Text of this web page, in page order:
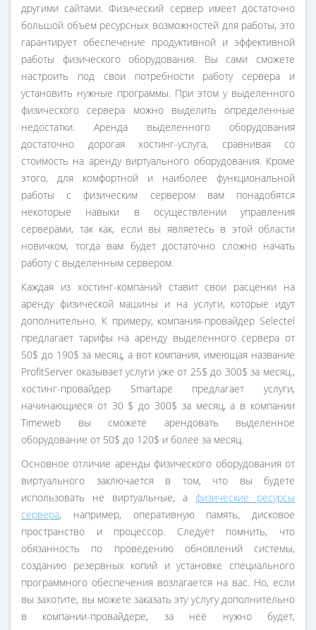
другими сайтами. Физический сервер имеет достаточно
большой объем ресурсных возможностей для работы, это
гарантирует обеспечение продуктивной и эффективной
работы физического оборудования. Вы сами сможете
настроить под свои потребности работу сервера и
установить нужные программы. При этом у выделенного
физического сервера можно выделить определенные
недостатки. Аренда выделенного оборудования
достаточно дорогая хостинг-услуга, сравнивая со
стоимость на аренду виртуального оборудования. Кроме
этого, для комфортной и наиболее функциональной
работы с физическим сервером вам понадобятся
некоторые навыки в осуществлении управления
серверами, так как, если вы являетесь в этой области
новичком, тогда вам будет достаточно сложно начать
работу с выделенным сервером.
Каждая из хостинг-компаний ставит свои расценки на
аренду физической машины и на услуги, которые идут
дополнительно. К примеру, компания-провайдер Selectel
предлагает тарифы на аренду выделенного сервера от
50$ до 190$ за месяц, а вот компания, имеющая название
ProfitServer оказывает услуги уже от 25$ до 300$ за месяц.,
хостинг-провайдер Smartape предлагает услуги,
начинающиеся от 30 $ до 300$ за месяц, а в компании
Timeweb вы сможете арендовать выделенное
оборудование от 50$ до 120$ и более за месяц.
Основное отличие аренды физического оборудования от
виртуального заключается в том, что вы будете
использовать не виртуальные, а физические ресурсы
сервера, например, оперативную память, дисковое
пространство и процессор. Следует помнить, что
обязанность по проведению обновлений системы,
созданию резервных копий и установке специального
программного обеспечения возлагается на вас. Но, если
вы захотите, вы можете заказать эту услугу дополнительно
в компании-провайдере, за неё нужно будет,